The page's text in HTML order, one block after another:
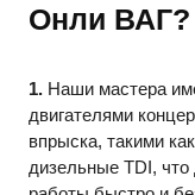
Онли ВАГ?
1. Наши мастера
двигателями
впрыска, такими
дизельные TDI,